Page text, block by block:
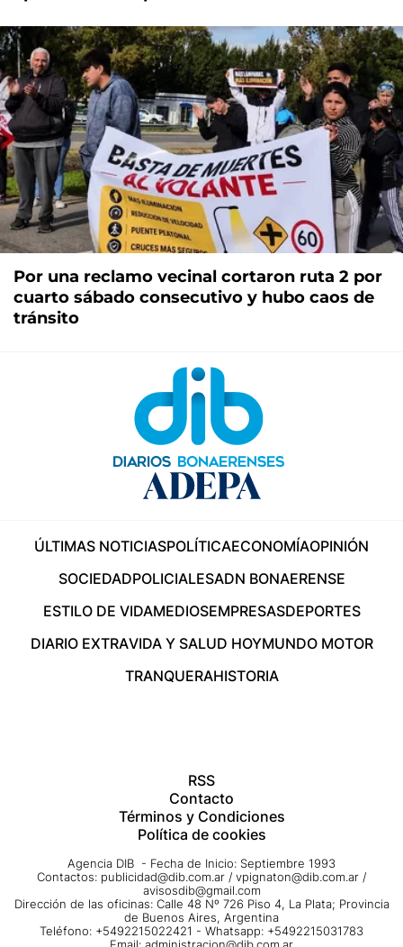
Por una reclamo vecinal cortaron ruta 2 por
cuarto sábado consecutivo y hubo caos de
tránsito
ÚLTIMAS NOTICIASPOLÍTICAECONOMÍAOPINIÓN
SOCIEDADPOLICIALESADN BONAERENSE
ESTILO DE VIDAMEDIOSEMPRESASDEPORTES
DIARIO EXTRAVIDA Y SALUD HOYMUNDO MOTOR
TRANQUERAHISTORIA
RSS
Contacto
Términos y Condiciones
Política de cookies
Agencia DIB - Fecha de Inicio: Septiembre 1993
Contactos: publicidad@dib.com.ar / vpignaton@dib.com.ar /
avisosdib@gmail.com
Dirección de las oficinas: Calle 48 Nº 726 Piso 4, La Plata; Provincia
de Buenos Aires, Argentina
Teléfono: +5492215022421 - Whatsapp: +5492215031783